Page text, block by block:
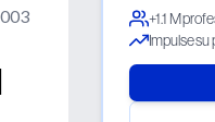
+1.1 M
Impulse su